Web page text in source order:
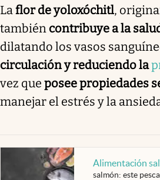
Laflor de yoloxóchitl,
también contribuye a la
dilatando los vasos
circulación y reduciendo la
vez que posee propiedades
manejar el estrés y la
Alimentación
salmón: este